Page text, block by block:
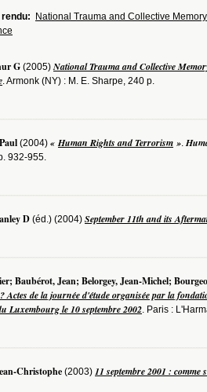
National Trauma and Collective
G (2005)National Trauma and Collective
. Armonk (NY) : M. E. Sharpe, 240 p.
(2004) «Human Rights and Terrorism ».
932-955.
D (éd.) (2004) September 11th and its
Baubérot, Jean; Belorgey, Jean-Michel;
Actes de la journée d'étude organisée par la
Luxembourg le 10 septembre 2002. Paris :
Christophe (2003) 11 septembre 2001 :